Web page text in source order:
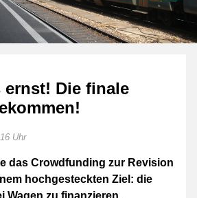
ernst! Die finale
Uhr
das Crowdfunding zur Revision
hochgesteckten Ziel: die